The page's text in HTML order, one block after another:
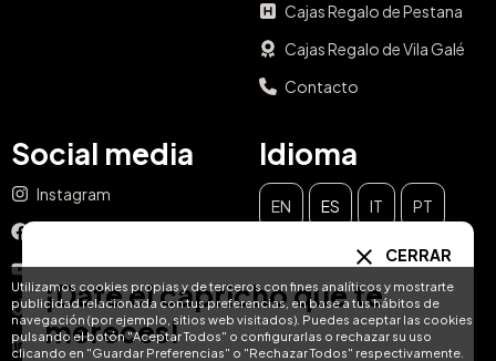
Utilizamos cookies propias y de terceros con fines analíticos y mostrarte
publicidad relacionada con tus preferencias, en base a tus hábitos de
navegación (por ejemplo, sitios web visitados). Puedes aceptar las cookies
pulsando el botón "Aceptar Todos" o configurarlas o rechazar su uso
clicando en "Guardar Preferencias" o "Rechazar Todos" respectivamente.
Cajas Regalo de Pestana
Cajas Regalo de Vila Galé
Contacto
Social media
Instagram
YouTube
TikTok
LinkedIn
Idioma
EN ES IT PT
NLCERRAR
¡Date el capricho que te
mereces!